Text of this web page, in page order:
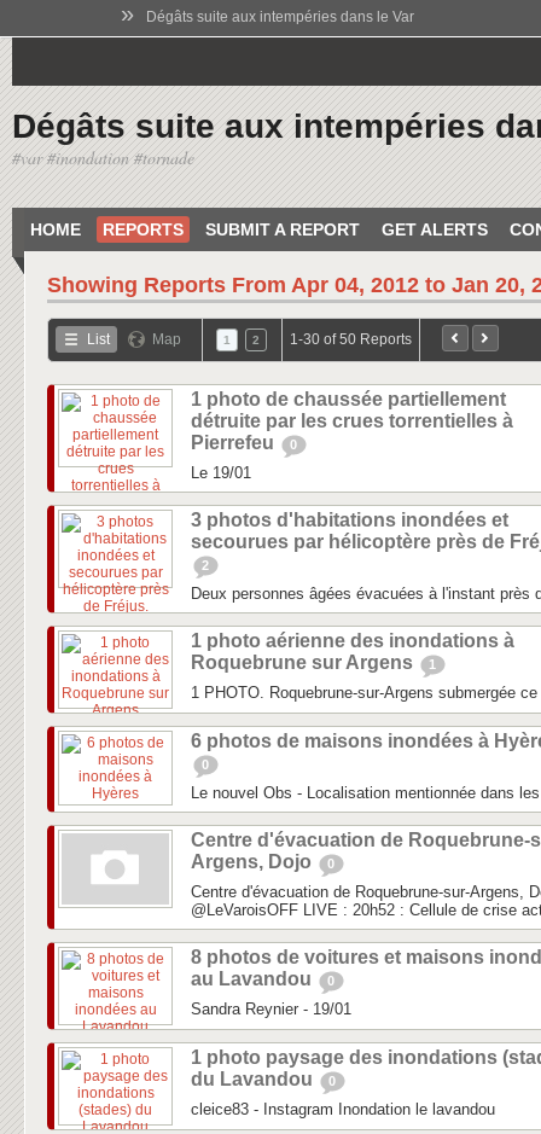
» Dégâts suite aux intempéries dans le Var
Dégâts suite aux intempéries
#var #inondation #tornade
HOME REPORTS SUBMIT A REPORT GET ALERTS
Showing Reports From Apr 04, 2012 to Jan 20,
List Map 1 2 1-30 of 50 Reports
1 photo de chaussée partiellement
détruite par les crues torrentielles à
Pierrefeu
0
Le 19/01
3 photos d'habitations inondées et
secourues par hélicoptère près de
2
Deux personnes âgées évacuées à l'instant près
1 photo aérienne des inondations à
Roquebrune sur Argens
1
1 PHOTO. Roquebrune-sur-Argens submergée
6 photos de maisons inondées à
0
Le nouvel Obs - Localisation mentionnée dans
Centre d'évacuation de Roquebrune-
Argens, Dojo
0
Centre d'évacuation de Roquebrune-sur-Argens,
‏@LeVaroisOFF LIVE : 20h52 : Cellule de crise
8 photos de voitures et maisons
au Lavandou
0
Sandra Reynier - 19/01
1 photo paysage des inondations
du Lavandou
0
cleice83 - Instagram Inondation le lavandou